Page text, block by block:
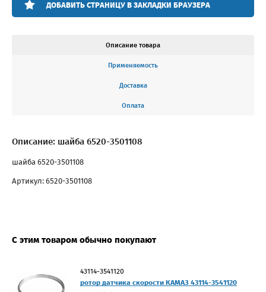
ДОБАВИТЬ СТРАНИЦУ В ЗАКЛАДКИ БРАУЗЕРА
Описание товара
Применяемость
Доставка
Оплата
Описание: шайба 6520-3501108
шайба 6520-3501108
Артикул: 6520-3501108
С этим товаром обычно покупают
43114-3541120
ротор датчика скорости КАМАЗ 43114-3541120